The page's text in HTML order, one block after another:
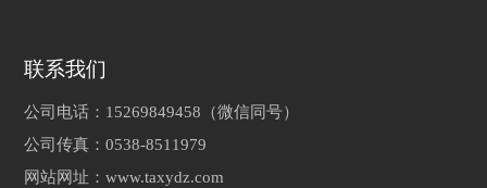
联系我们
公司电话：15269849458（微信同号）
公司传真：0538-8511979
网站网址：www.taxydz.com